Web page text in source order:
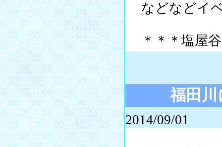
などなどイ
＊＊＊塩屋
福田
2014/09/01